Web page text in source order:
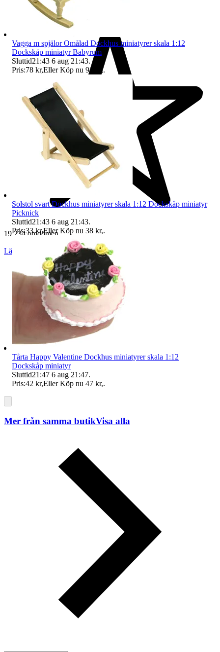
19 234 omdömen
Läs omdömen
Vagga m spjälor Omålad Dockhus miniatyrer skala 1:12
Dockskåp miniatyr Babyrum
Sluttid21:43 6 aug 21:43.
Pris:78 kr,Eller Köp nu 91 kr ,.
Solstol svart Dockhus miniatyrer skala 1:12 Dockskåp miniatyr
Picknick
Sluttid21:43 6 aug 21:43.
Pris:33 kr,Eller Köp nu 38 kr,.
Tårta Happy Valentine Dockhus miniatyrer skala 1:12
Dockskåp miniatyr
Sluttid21:47 6 aug 21:47.
Pris:42 kr,Eller Köp nu 47 kr,.
Mer från samma butikVisa alla